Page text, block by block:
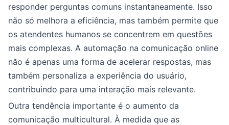
responder perguntas comuns instantaneamente. Isso
não só melhora a eficiência, mas também permite que
os atendentes humanos se concentrem em questões
mais complexas. A automação na comunicação online
não é apenas uma forma de acelerar respostas, mas
também personaliza a experiência do usuário,
contribuindo para uma interação mais relevante.
Outra tendência importante é o aumento da
comunicação multicultural. À medida que as